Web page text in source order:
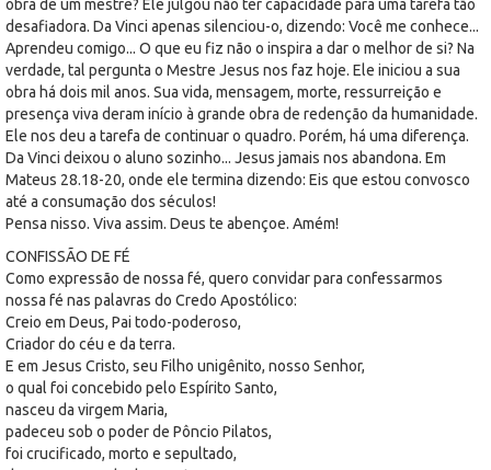
obra de um mestre? Ele julgou não ter capacidade para uma tarefa tão
desafiadora. Da Vinci apenas silenciou-o, dizendo: Você me conhece...
Aprendeu comigo... O que eu fiz não o inspira a dar o melhor de si? Na
verdade, tal pergunta o Mestre Jesus nos faz hoje. Ele iniciou a sua
obra há dois mil anos. Sua vida, mensagem, morte, ressurreição e
presença viva deram início à grande obra de redenção da humanidade.
Ele nos deu a tarefa de continuar o quadro. Porém, há uma diferença.
Da Vinci deixou o aluno sozinho... Jesus jamais nos abandona. Em
Mateus 28.18-20, onde ele termina dizendo: Eis que estou convosco
até a consumação dos séculos!
Pensa nisso. Viva assim. Deus te abençoe. Amém!
CONFISSÃO DE FÉ
Como expressão de nossa fé, quero convidar para confessarmos
nossa fé nas palavras do Credo Apostólico:
Creio em Deus, Pai todo-poderoso,
Criador do céu e da terra.
E em Jesus Cristo, seu Filho unigênito, nosso Senhor,
o qual foi concebido pelo Espírito Santo,
nasceu da virgem Maria,
padeceu sob o poder de Pôncio Pilatos,
foi crucificado, morto e sepultado,